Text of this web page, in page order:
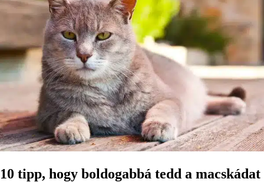
10 tipp, hogy boldogabbá tedd a macskádat